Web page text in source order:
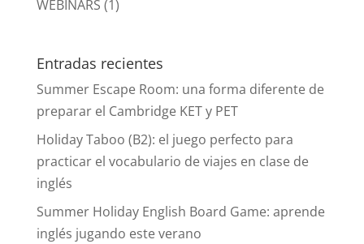
WEBINARS (1)
Entradas recientes
Summer Escape Room: una forma diferente de
preparar el Cambridge KET y PET
Holiday Taboo (B2): el juego perfecto para
practicar el vocabulario de viajes en clase de
inglés
Summer Holiday English Board Game: aprende
inglés jugando este verano